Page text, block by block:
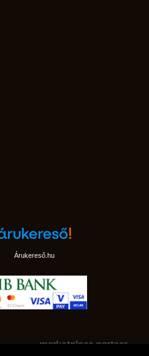
Árukereső.hu
marketplace partner